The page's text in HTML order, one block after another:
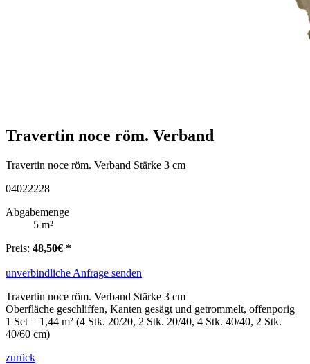
Travertin noce röm. Verband
Travertin noce röm. Verband Stärke 3 cm
04022228
Abgabemenge
5 m²
Preis: 48,50€ *
unverbindliche Anfrage senden
Travertin noce röm. Verband Stärke 3 cm
Oberfläche geschliffen, Kanten gesägt und getrommelt, offenporig
1 Set = 1,44 m² (4 Stk. 20/20, 2 Stk. 20/40, 4 Stk. 40/40, 2 Stk.
40/60 cm)
zurück